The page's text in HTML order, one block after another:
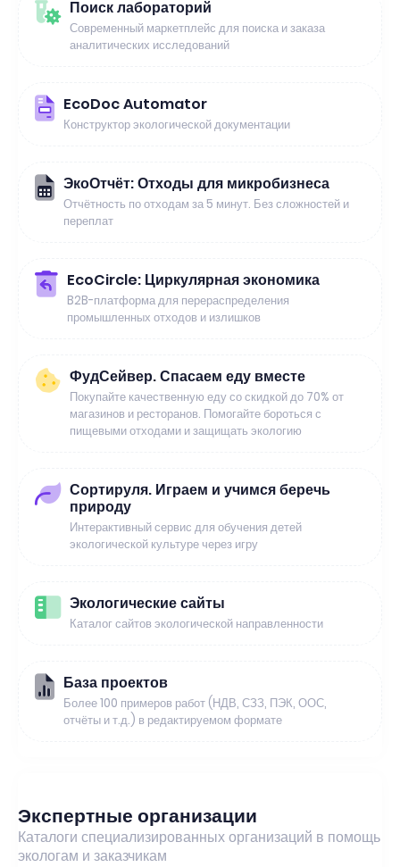
Поиск лабораторий
Современный маркетплейс для поиска и заказа
аналитических исследований
EcoDoc Automator
Конструктор экологической документации
ЭкоОтчёт: Отходы для микробизнеса
Отчётность по отходам за 5 минут. Без сложностей и
переплат
EcoCircle: Циркулярная экономика
B2B-платформа для перераспределения
промышленных отходов и излишков
ФудСейвер. Спасаем еду вместе
Покупайте качественную еду со скидкой до 70% от
магазинов и ресторанов. Помогайте бороться с
пищевыми отходами и защищать экологию
Сортируля. Играем и учимся беречь
природу
Интерактивный сервис для обучения детей
экологической культуре через игру
Экологические сайты
Каталог сайтов экологической направленности
База проектов
Более 100 примеров работ (НДВ, СЗЗ, ПЭК, ООС,
отчёты и т.д.) в редактируемом формате
Экспертные организации
Каталоги специализированных организаций в помощь
экологам и заказчикам